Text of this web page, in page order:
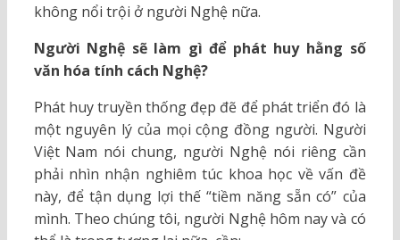
không nổi trội ở người Nghệ nữa.
Người Nghệ sẽ làm gì để phát huy hằng số
văn hóa tính cách Nghệ?
Phát huy truyền thống đẹp đẽ để phát triển đó là
một nguyên lý của mọi cộng đồng người. Người
Việt Nam nói chung, người Nghệ nói riêng cần
phải nhìn nhận nghiêm túc khoa học về vấn đề
này, để tận dụng lợi thế “tiềm năng sẵn có” của
mình. Theo chúng tôi, người Nghệ hôm nay và có